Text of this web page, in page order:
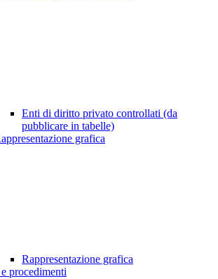
Enti di diritto privato controllati (da
pubblicare in tabelle)
grafica
Rappresentazione grafica
procedimenti